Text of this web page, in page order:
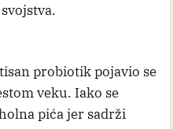
probiotik pojavio se
veku. Iako se
pića jer sadrži